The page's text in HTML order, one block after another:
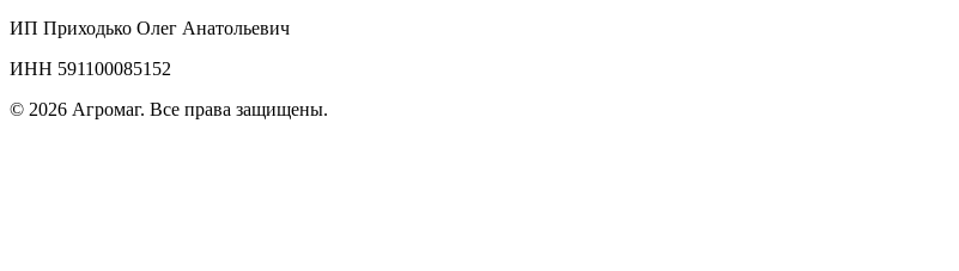
ИП Приходько Олег Анатольевич
ИНН 591100085152
© 2026 Агромаг. Все права защищены.